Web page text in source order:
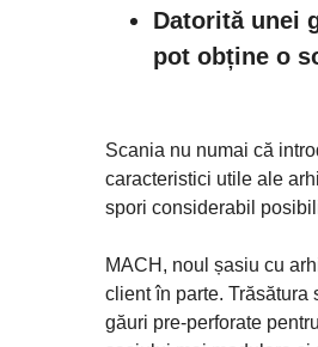
Datorită unei
pot obține o
Scania nu numai că
caracteristici utile ale
spori considerabil
MACH, noul șasiu cu
client în parte.
găuri pre-perforate